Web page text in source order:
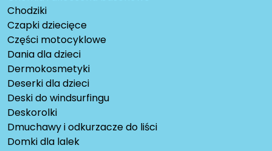
Chodziki
Czapki dziecięce
Części motocyklowe
Dania dla dzieci
Dermokosmetyki
Deserki dla dzieci
Deski do windsurfingu
Deskorolki
Dmuchawy i odkurzacze do liści
Domki dla lalek